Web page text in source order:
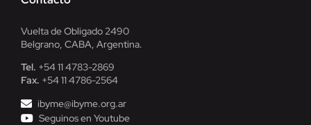
Vuelta de Obligado 2490
Belgrano, CABA, Argentina.
Tel. +54 11 4783-2869
Fax. +54 11 4786-2564
ibyme@ibyme.org.ar
Seguinos en Youtube